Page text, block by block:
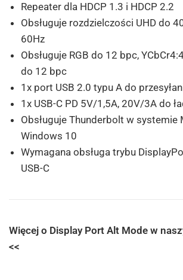
Repeater dla HDCP 1.3 i HDCP 2.2
Obsługuje rozdzielczości UHD do
60Hz
Obsługuje RGB do 12 bpc,
do 12 bpc
1x port USB 2.0 typu A do
1x USB-C PD 5V/1,5A, 20V/3A do
Obsługuje Thunderbolt w
Windows 10
Wymagana obsługa trybu
USB-C
Więcej o Display Port Alt Mode w
<<